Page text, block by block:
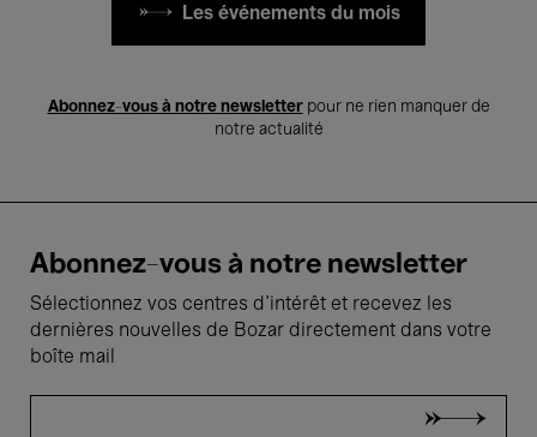
Les événements du mois
Abonnez-vous à notre newsletterpour ne rien manquer de
notre actualité
Abonnez-vous à notre newsletter
Sélectionnez vos centres d'intérêt et recevez les
dernières nouvelles de Bozar directement dans votre
boîte mail